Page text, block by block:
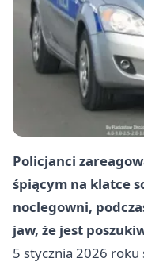
Policjanci
śpiącym na klatce
noclegowni,
jaw, że jest
5 stycznia 2026 roku